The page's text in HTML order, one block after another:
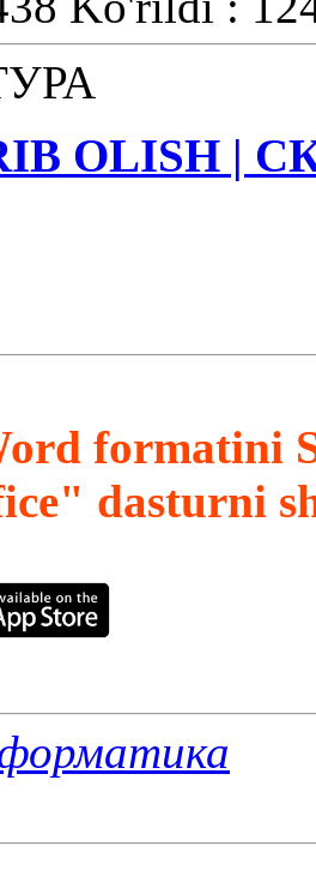
OLISH |
formatini
dasturni